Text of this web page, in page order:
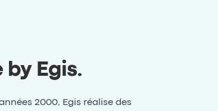
by Egis.
2000, Egis réalise des